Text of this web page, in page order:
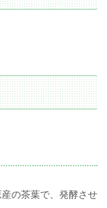
の茶葉で、発酵させ